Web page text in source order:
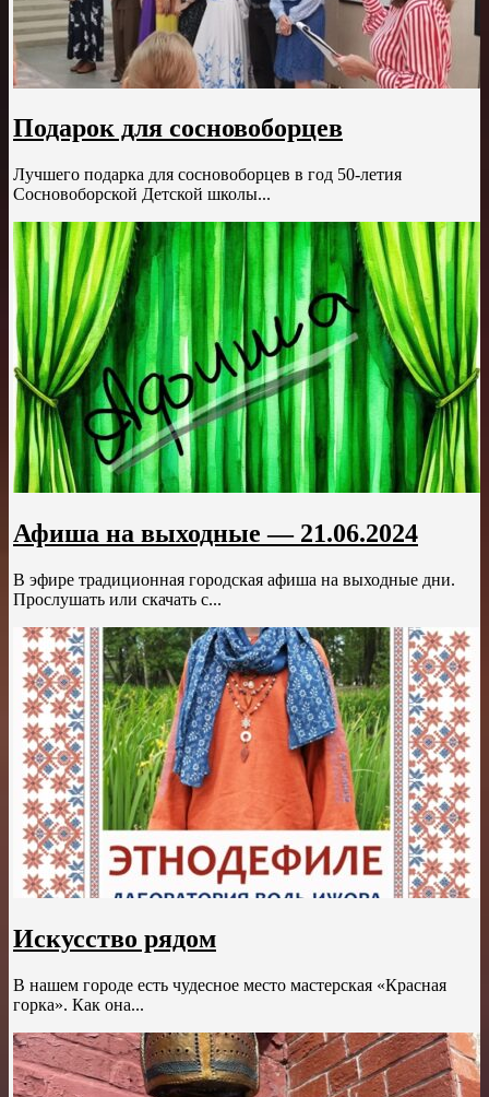
Подарок для сосновоборцев
Лучшего подарка для сосновоборцев в год 50-летия
Сосновоборской Детской школы...
Афиша на выходные — 21.06.2024
В эфире традиционная городская афиша на выходные дни.
Прослушать или скачать с...
Искусство рядом
В нашем городе есть чудесное место мастерская «Красная
горка». Как она...